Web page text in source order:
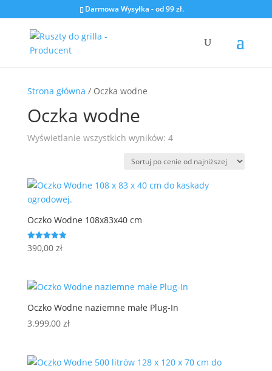
Darmowa Wysyłka - od 99 zł.
Strona główna / Oczka wodne
Oczka wodne
Wyświetlanie wszystkich wyników: 4Posortowane
ceny:
od
Oczko Wodne 108x83x40 cm
Oceniono
5.00
390,00 zł
Oczko Wodne naziemne małe Plug-In
3.999,00 zł